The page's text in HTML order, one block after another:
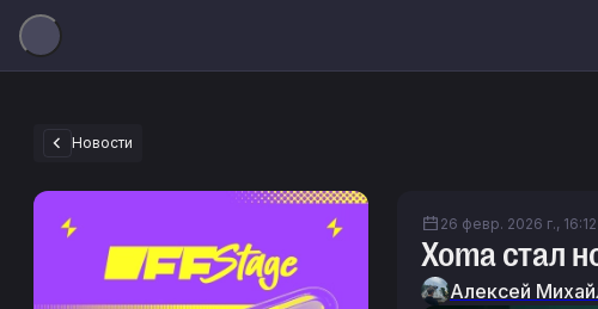
Новости
26 февр. 2026 г., 16:12
Xoma стал
Алексей